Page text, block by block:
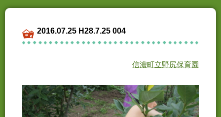
2016.07.25 H28.7.25 004
信濃町立野尻保育園